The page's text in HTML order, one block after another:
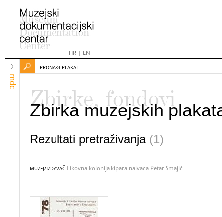
HR| EN
mdc
PRONAĐI PLAKAT
Zbirke, fondovi
Zbirka muzejskih
Rezultati pretraživanja (1)
MUZEJ/IZDAVAČ Likovna kolonija kipara naivaca Petar Smajić